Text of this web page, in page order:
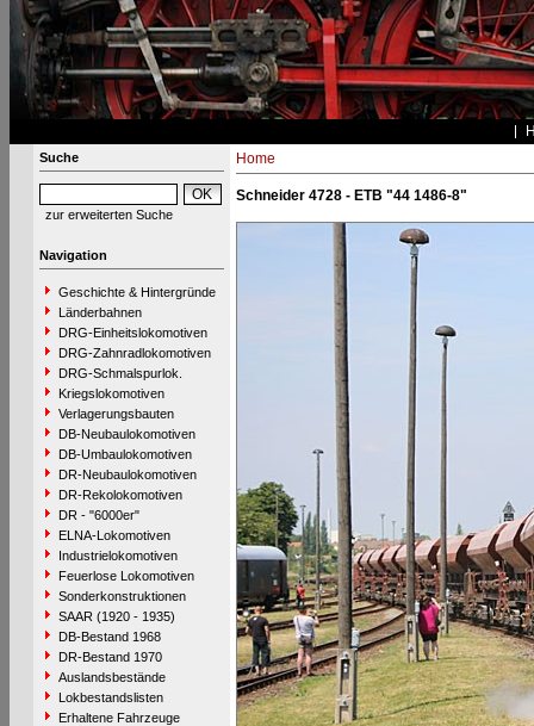
Suche
zur erweiterten Suche
Navigation
Geschichte & Hintergründe
Länderbahnen
DRG-Einheitslokomotiven
DRG-Zahnradlokomotiven
DRG-Schmalspurlok.
Kriegslokomotiven
Verlagerungsbauten
DB-Neubaulokomotiven
DB-Umbaulokomotiven
DR-Neubaulokomotiven
DR-Rekolokomotiven
DR - "6000er"
ELNA-Lokomotiven
Industrielokomotiven
Feuerlose Lokomotiven
Sonderkonstruktionen
SAAR (1920 - 1935)
DB-Bestand 1968
DR-Bestand 1970
Auslandsbestände
Lokbestandslisten
Erhaltene Fahrzeuge
Home
Schneider 4728 - ETB "44 1486-8"